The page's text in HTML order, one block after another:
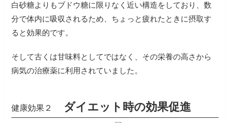
白砂糖よりもブドウ糖に限りなく近い構造をしており、数
分で体内に吸収されるため、ちょっと疲れたときに摂取す
ると効果的です。
そして古くは甘味料としてではなく、その栄養の高さから
病気の治療薬に利用されていました。
健康効果２ ダイエット時の効果促進